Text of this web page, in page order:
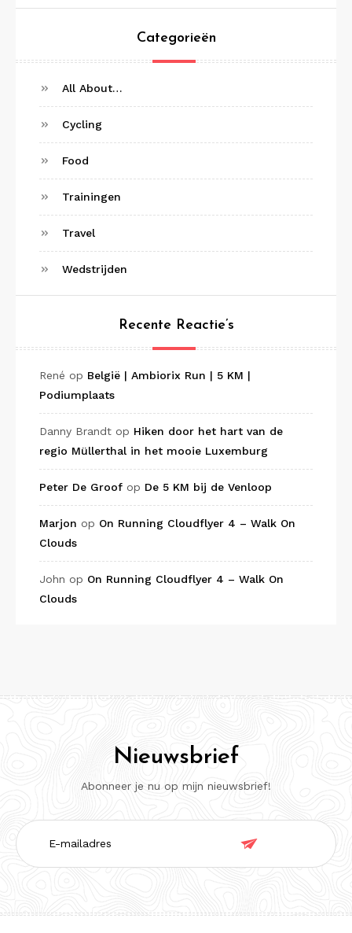
Categorieën
All About…
Cycling
Food
Trainingen
Travel
Wedstrijden
Recente Reactie’s
René op België | Ambiorix Run | 5 KM |
Podiumplaats
Danny Brandt op Hiken door het hart van de
regio Müllerthal in het mooie Luxemburg
Peter De Groof op De 5 KM bij de Venloop
Marjon op On Running Cloudflyer 4 – Walk On
Clouds
John op On Running Cloudflyer 4 – Walk On
Clouds
Nieuwsbrief
Abonneer je nu op mijn nieuwsbrief!
E-
mailadres
